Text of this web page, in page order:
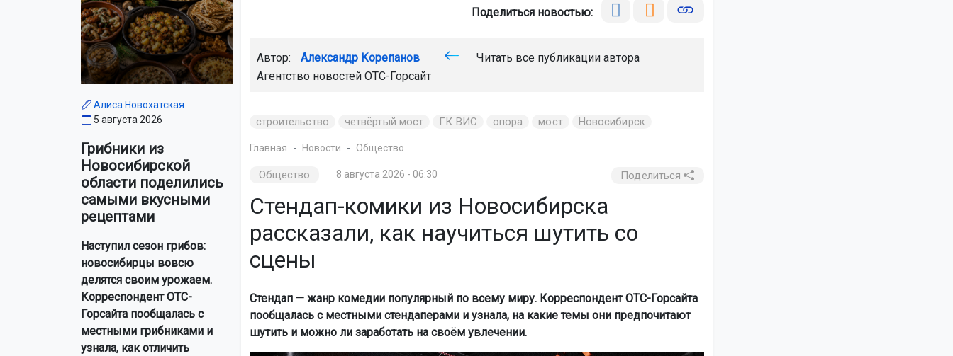
Алиса Новохатская
5 августа 2026
Грибники из
Новосибирской
области поделились
самыми вкусными
рецептами
Наступил сезон грибов:
новосибирцы вовсю
делятся своим урожаем.
Корреспондент ОТС-
Горсайта пообщалась с
местными грибниками и
узнала, как отличить
Поделиться новостью:
Автор: Александр Корепанов
Читать все публикации автора
Агентство новостей ОТС-Горсайт
строительство четвёртый мост ГК ВИС опора мост Новосибирск
Главная Новости Общество
Общество 8 августа 2026 - 06:30 Поделиться
Стендап-комики из Новосибирска
рассказали, как научиться шутить со
сцены
Стендап — жанр комедии популярный по всему миру. Корреспондент ОТС-Горсайта
пообщалась с местными стендаперами и узнала, на какие темы они предпочитают
шутить и можно ли заработать на своём увлечении.